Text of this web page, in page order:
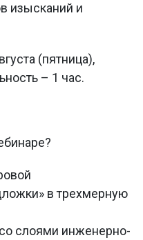
изысканий и
(пятница),
– 1 час.
в трехмерную
слоями инженерно-